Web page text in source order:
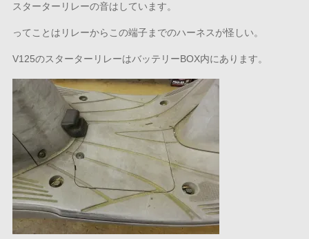
スターターリレーの音はしています。
ってことはリレーからこの端子までのハーネスが怪しい。
V125のスターターリレーはバッテリーBOX内にあります。